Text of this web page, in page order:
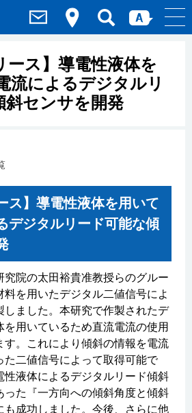
ース】導電性液体を
流によるデジタルリ
斜センサを開発
ス】導電性液体を用いて
デジタルリード可能な傾
究院の太田裕貴准教授らのグルー
料を用いたデジタル二値信号によ
しました。本研究で作製されたデ
用いているため直流電流の使用
す。これにより傾斜の情報を電流
た二値信号によって取得可能で
性液体によるデジタルリード傾斜
った『一方向への傾斜角度と傾斜
も成功しました。今後、さらに他